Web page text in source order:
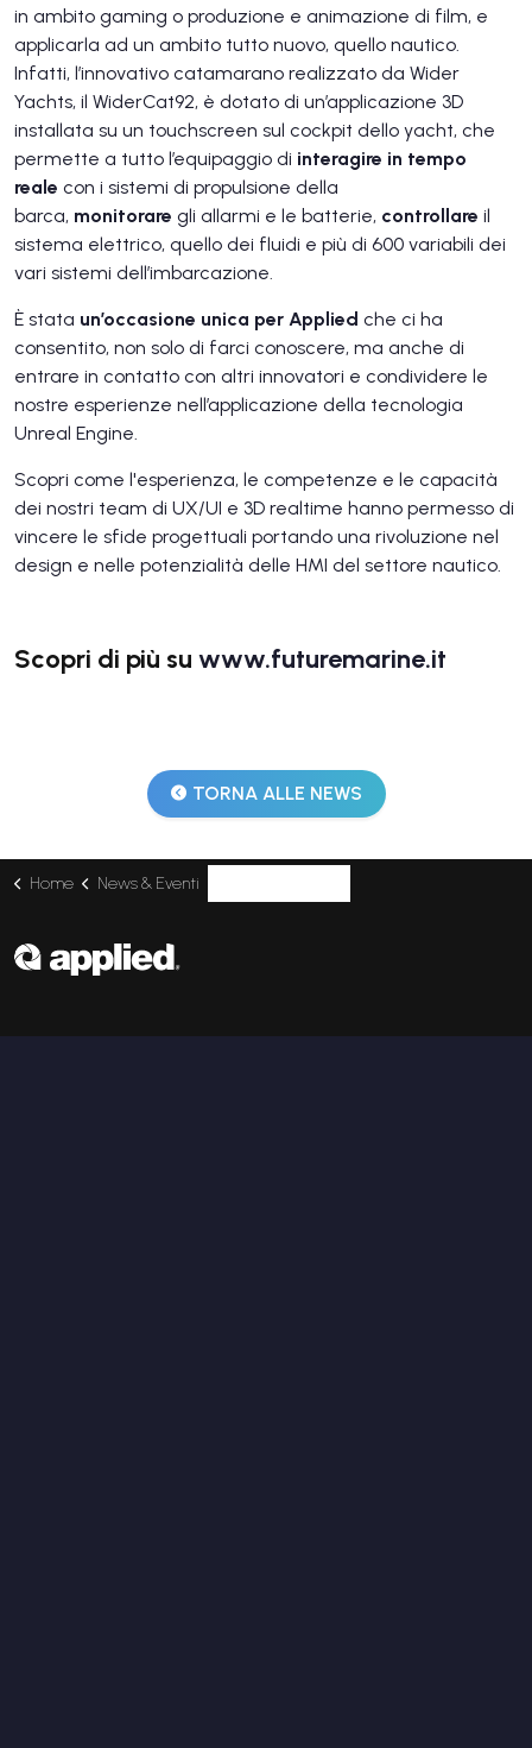
in ambito gaming o produzione e animazione di film, e
applicarla ad un ambito tutto nuovo, quello nautico.
Infatti, l’innovativo catamarano realizzato da Wider
Yachts, il WiderCat92, è dotato di un’applicazione 3D
installata su un touchscreen sul cockpit dello yacht, che
permette a tutto l’equipaggio di interagire in tempo
reale con i sistemi di propulsione della
barca, monitorare gli allarmi e le batterie, controllare il
sistema elettrico, quello dei fluidi e più di 600 variabili dei
vari sistemi dell’imbarcazione.
È stata un’occasione unica per Applied che ci ha
consentito, non solo di farci conoscere, ma anche di
entrare in contatto con altri innovatori e condividere le
nostre esperienze nell’applicazione della tecnologia
Unreal Engine.
Scopri come l'esperienza, le competenze e le capacità
dei nostri team di UX/UI e 3D realtime hanno permesso di
vincere le sfide progettuali portando una rivoluzione nel
design e nelle potenzialità delle HMI del settore nautico.
Scopri di più su www.futuremarine.it
TORNA ALLE NEWS
Home News & Eventi